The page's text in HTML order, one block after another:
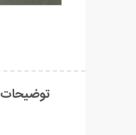
توضیحات